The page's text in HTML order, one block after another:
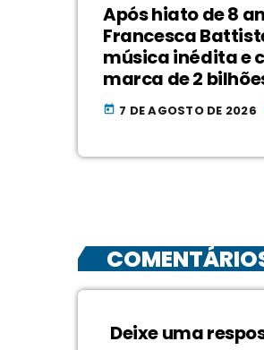
Após hiato de 8
Francesca
música inédita e
marca de 2
today 7 DE AGOSTO DE 2026
Deixe uma